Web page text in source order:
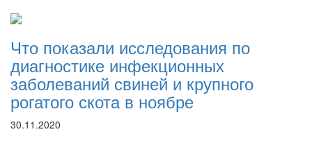
Что показали исследования по
диагностике инфекционных
заболеваний свиней и крупного
рогатого скота в ноябре
30.11.2020